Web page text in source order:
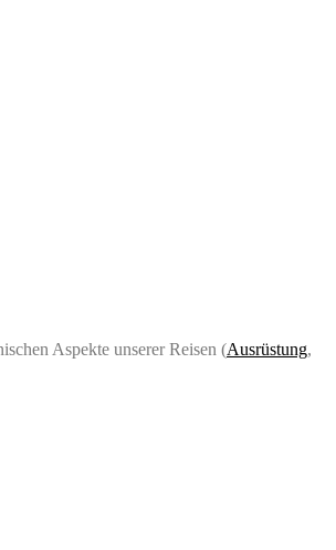
Aspekte unserer Reisen (Ausrüstung,